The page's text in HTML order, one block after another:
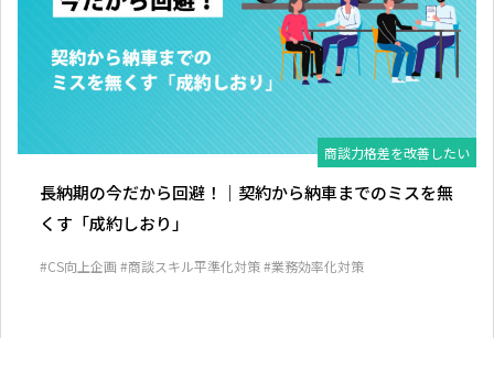
商談力格差を改善したい
長納期の今だから回避！｜契約から納車までのミスを無
くす「成約しおり」
#CS向上企画 #商談スキル平準化対策#業務効率化対策